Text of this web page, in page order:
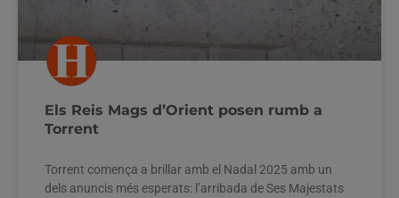
Els Reis Mags d’Orient posen rumb a
Torrent
Torrent comença a brillar amb el Nadal 2025 amb un
dels anuncis més esperats: l’arribada de Ses Majestats